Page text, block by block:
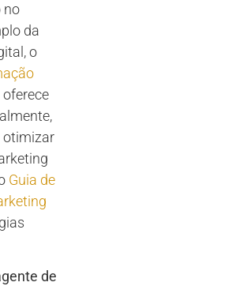
no
da
o
oferece
otimizar
Guia de
de